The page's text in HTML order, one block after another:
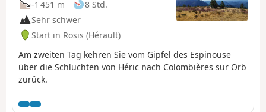
-1 451 m
8 Std.
Sehr schwer
Start in Rosis (Hérault)
Am zweiten Tag kehren Sie vom Gipfel des Espinouse
über die Schluchten von Héric nach Colombières sur Orb
zurück.